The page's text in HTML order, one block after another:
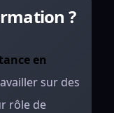
?
en
sur des
rôle de